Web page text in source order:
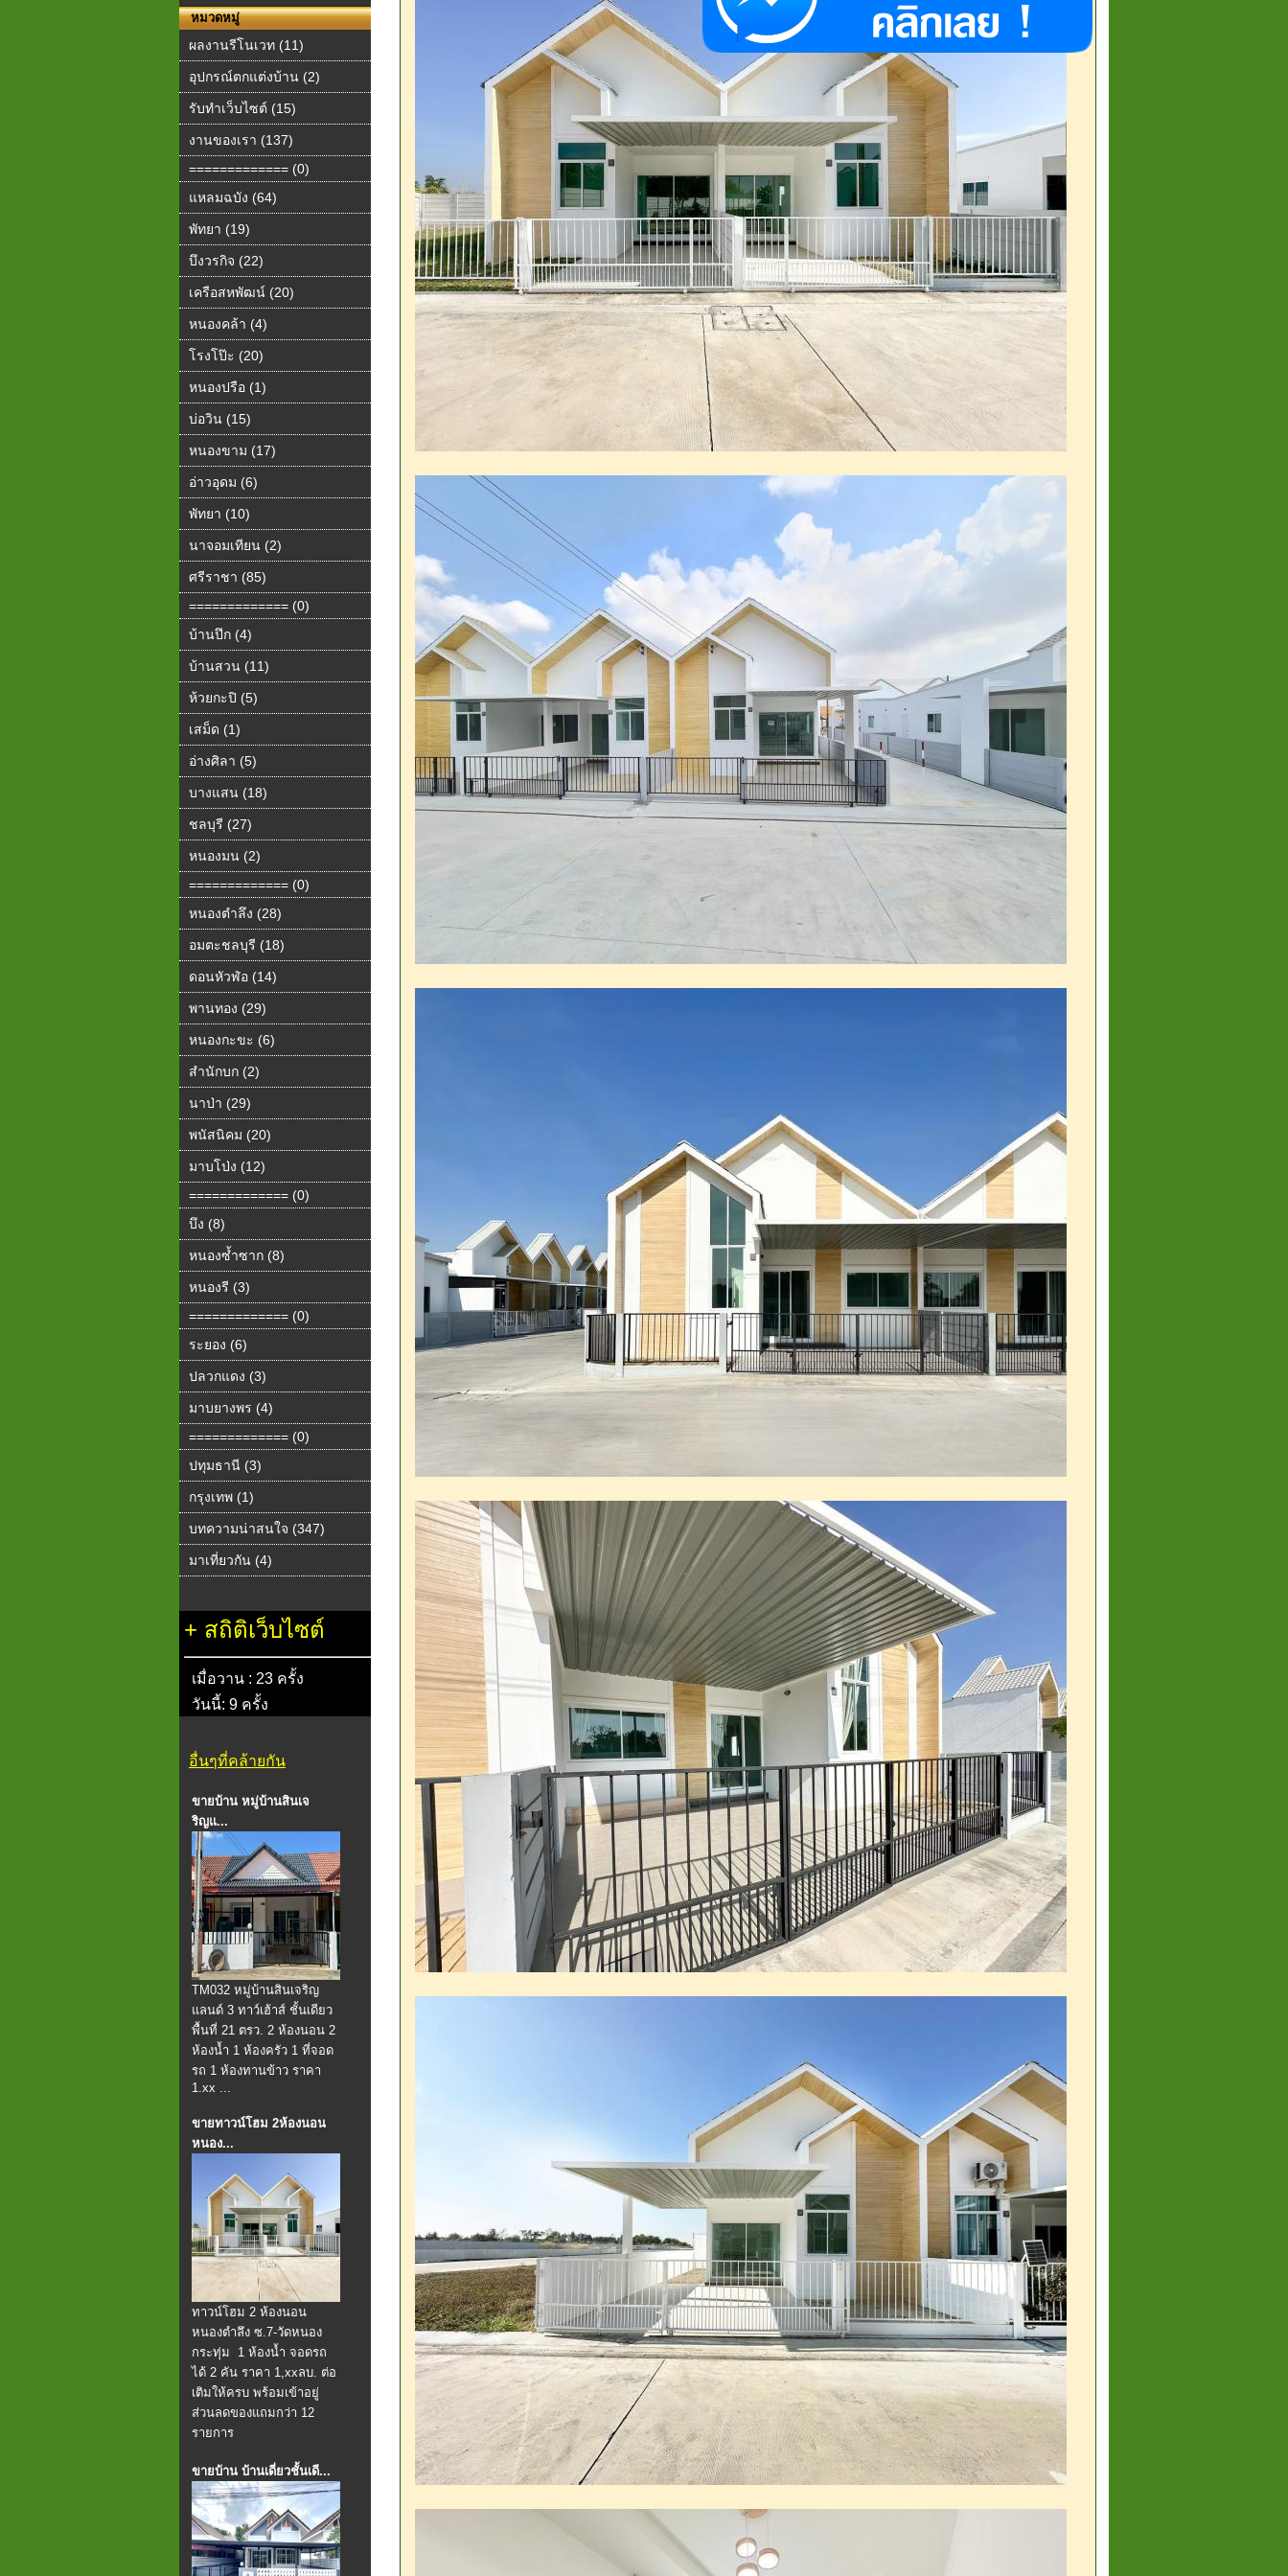
หมวดหมู่
ผลงานรีโนเวท (11)
อุปกรณ์ตกแต่งบ้าน (2)
รับทำเว็บไซต์ (15)
งานของเรา (137)
============= (0)
แหลมฉบัง (64)
พัทยา (19)
บึงวรกิจ (22)
เครือสหพัฒน์ (20)
หนองคล้า (4)
โรงโป๊ะ (20)
หนองปรือ (1)
บ่อวิน (15)
หนองขาม (17)
อ่าวอุดม (6)
พัทยา (10)
นาจอมเทียน (2)
ศรีราชา (85)
============= (0)
บ้านปึก (4)
บ้านสวน (11)
ห้วยกะปิ (5)
เสม็ด (1)
อ่างศิลา (5)
บางแสน (18)
ชลบุรี (27)
หนองมน (2)
============= (0)
หนองตำลึง (28)
อมตะชลบุรี (18)
ดอนหัวฬ่อ (14)
พานทอง (29)
หนองกะขะ (6)
สำนักบก (2)
นาป่า (29)
พนัสนิคม (20)
มาบโป่ง (12)
============= (0)
บึง (8)
หนองซ้ำซาก (8)
หนองรี (3)
============= (0)
ระยอง (6)
ปลวกแดง (3)
มาบยางพร (4)
============= (0)
ปทุมธานี (3)
กรุงเทพ (1)
บทความน่าสนใจ (347)
มาเที่ยวกัน (4)
+ สถิติเว็บไซต์
เมื่อวาน : 23 ครั้ง
วันนี้: 9 ครั้ง
อื่นๆที่คล้ายกัน
ขายบ้าน หมู่บ้านสินเจ
ริญแ...
TM032 หมู่บ้านสินเจริญ
แลนด์ 3 ทาว์เฮ้าส์ ชั้นเดียว
พื้นที่ 21 ตรว. 2 ห้องนอน 2
ห้องน้ำ 1 ห้องครัว 1 ที่จอด
รถ 1 ห้องทานข้าว ราคา
1.xx ...
ขายทาวน์โฮม 2ห้องนอน
หนอง...
ทาวน์โฮม 2 ห้องนอน
หนองตำลึง ซ.7-วัดหนอง
กระทุ่ม 1 ห้องน้ำ จอดรถ
ได้ 2 คัน ราคา 1,xxลบ. ต่อ
เติมให้ครบ พร้อมเข้าอยู่
ส่วนลดของแถมกว่า 12
รายการ
ขายบ้าน บ้านเดี่ยวชั้นเดี...